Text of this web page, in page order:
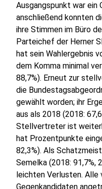
Ausgangspunkt war ein
anschließend konnten
ihre Stimmen im Büro
Parteichef der Herner
hat sein Wahlergebnis
dem Komma minimal
88,7%). Erneut zur
die
gewählt worden; ihr
aus als 2018 (2018:
Stellvertreter ist
hat Prozentpunkte
82,3%). Als
Semelka (2018: 91,7%,
leichten Verlusten. Alle
Gegenkandidaten